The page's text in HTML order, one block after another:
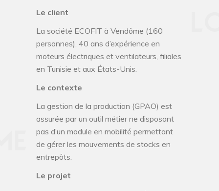
Le client
La société ECOFIT à Vendôme (160
personnes), 40 ans d’expérience en
moteurs électriques et ventilateurs, filiales
en Tunisie et aux États-Unis.
Le contexte
La gestion de la production (GPAO) est
assurée par un outil métier ne disposant
pas d’un module en mobilité permettant
de gérer les mouvements de stocks en
entrepôts.
Le projet